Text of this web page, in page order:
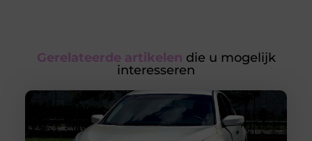
Gerelateerde artikelen die u mogelijk
interesseren